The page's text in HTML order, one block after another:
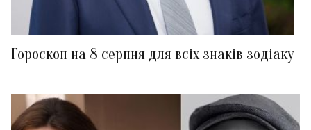
Гороскоп на 8 серпня для всіх знаків зодіаку